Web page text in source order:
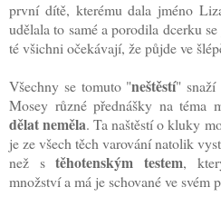
první dítě, kterému dala jméno
udělala to samé a porodila dcerku
té všichni očekávají, že půjde ve
Všechny se tomuto "neštěstí" snaží
Mosey různé přednášky na téma
dělat neměla. Ta naštěstí o kluky
je ze všech těch varování natolik
než stěhotenským testem,
množství a má je schované ve svém